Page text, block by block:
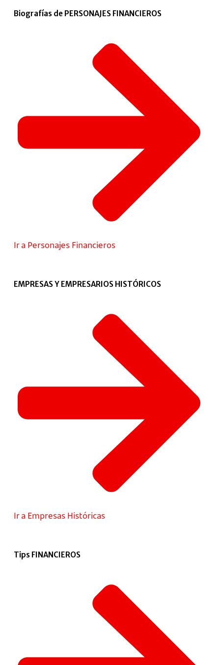
Biografías de PERSONAJES FINANCIEROS
Ir a Personajes Financieros
EMPRESAS Y EMPRESARIOS HISTÓRICOS
Ir a Empresas Históricas
Tips FINANCIEROS